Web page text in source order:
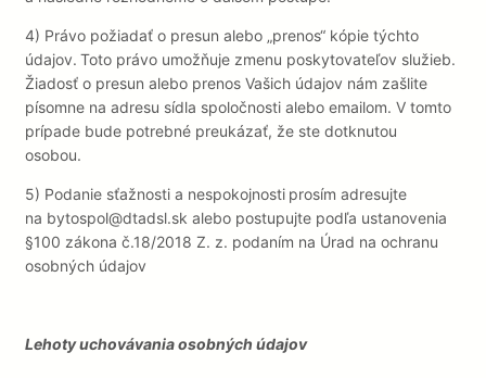
4) Právo požiadať o presun alebo „prenos“ kópie týchto
údajov. Toto právo umožňuje zmenu poskytovateľov služieb.
Žiadosť o presun alebo prenos Vašich údajov nám zašlite
písomne na adresu sídla spoločnosti alebo emailom. V tomto
prípade bude potrebné preukázať, že ste dotknutou
osobou.
5) Podanie sťažnosti a nespokojnosti prosím adresujte
na bytospol@dtadsl.sk alebo postupujte podľa ustanovenia
§100 zákona č.18/2018 Z. z. podaním na Úrad na ochranu
osobných údajov
Lehoty uchovávania osobných údajov